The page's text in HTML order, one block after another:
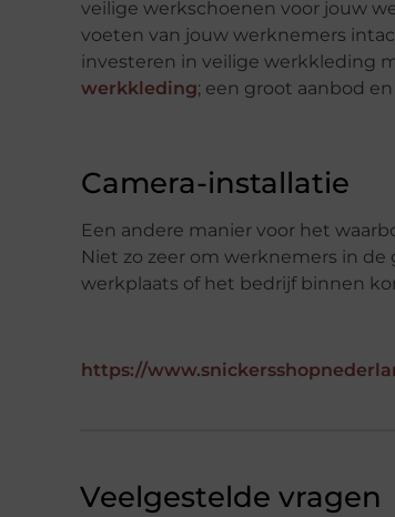
veilige werkschoenen voor jouw
voeten van jouw werknemers
investeren in veilige werkkleding
werkkleding; een groot aanbod
Camera-installatie
Een andere manier voor het
Niet zo zeer om werknemers in
werkplaats of het bedrijf binnen
https://
Veelgestelde vragen